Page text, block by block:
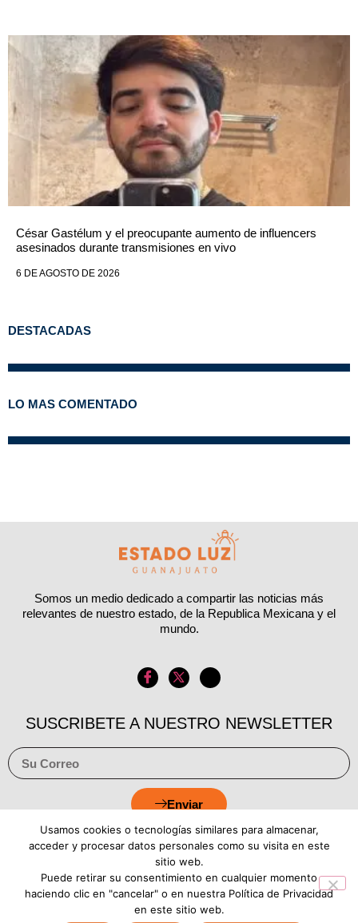
César Gastélum y el preocupante aumento de influencers
asesinados durante transmisiones en vivo
6 DE AGOSTO DE 2026
DESTACADAS
LO MAS COMENTADO
Somos un medio dedicado a compartir las noticias más
relevantes de nuestro estado, de la Republica Mexicana y el
mundo.
SUSCRIBETE A NUESTRO NEWSLETTER
Enviar
Aviso de Privacidad Política de Cookies
Usamos cookies o tecnologías similares para almacenar,
acceder y procesar datos personales como su visita en este
sitio web.
Puede retirar su consentimiento en cualquier momento
haciendo clic en "cancelar" o en nuestra Política de Privacidad
en este sitio web.